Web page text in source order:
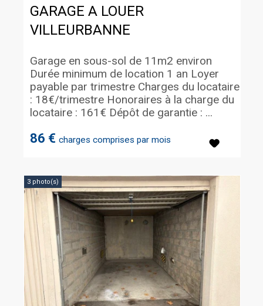
GARAGE A LOUER
VILLEURBANNE
86 € charges comprises par mois
Garage en sous-sol de 11m2 environ
Durée minimum de location 1 an Loyer
payable par trimestre Charges du locataire
: 18€/trimestre Honoraires à la charge du
locataire : 161€ Dépôt de garantie : ...
3 photo(s)